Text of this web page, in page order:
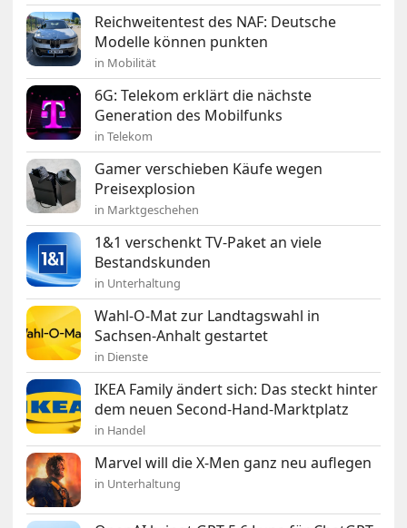
Reichweitentest des NAF: Deutsche
Modelle können punkten
in Mobilität
6G: Telekom erklärt die nächste
Generation des Mobilfunks
in Telekom
Gamer verschieben Käufe wegen
Preisexplosion
in Marktgeschehen
1&1 verschenkt TV-Paket an viele
Bestandskunden
in Unterhaltung
Wahl-O-Mat zur Landtagswahl in
Sachsen-Anhalt gestartet
in Dienste
IKEA Family ändert sich: Das steckt hinter
dem neuen Second-Hand-Marktplatz
in Handel
Marvel will die X-Men ganz neu auflegen
in Unterhaltung